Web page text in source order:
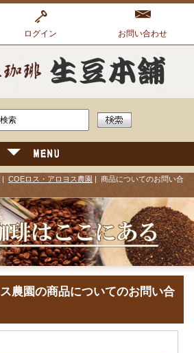
ログイン お問い合わせ
COEロス・アロヨス農園
| 商品についてのお問い合
農園の商品についてのお問い合